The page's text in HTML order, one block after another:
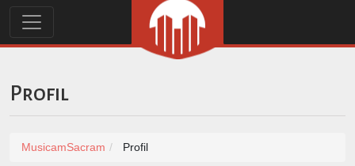
Profil
MusicamSacram Profil